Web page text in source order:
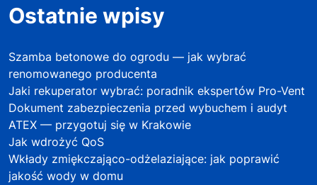
Ostatnie wpisy
Szamba betonowe do ogrodu — jak wybrać
renomowanego producenta
Jaki rekuperator wybrać: poradnik ekspertów Pro-Vent
Dokument zabezpieczenia przed wybuchem i audyt
ATEX — przygotuj się w Krakowie
Jak wdrożyć QoS
Wkłady zmiękczająco-odżelaziające: jak poprawić
jakość wody w domu